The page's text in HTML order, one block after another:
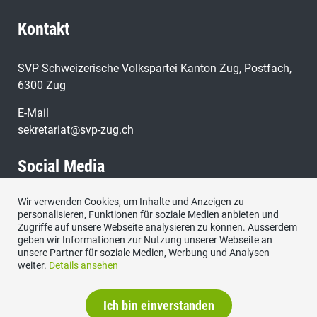
Kontakt
SVP Schweizerische Volkspartei Kanton Zug, Postfach,
6300 Zug
E-Mail
sekretariat@svp-zug.ch
Social Media
Besuchen Sie uns bei:
Datenschutzerklärung|Kontakt
Wir verwenden Cookies, um Inhalte und Anzeigen zu
personalisieren, Funktionen für soziale Medien anbieten und
Zugriffe auf unsere Webseite analysieren zu können. Ausserdem
geben wir Informationen zur Nutzung unserer Webseite an
unsere Partner für soziale Medien, Werbung und Analysen
weiter. Details ansehen
Ich bin einverstanden